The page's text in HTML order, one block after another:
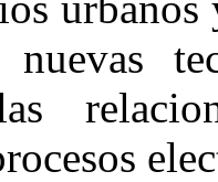
nuevas